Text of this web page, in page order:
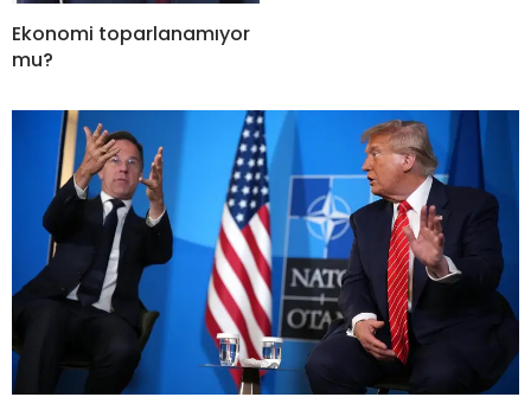
Ekonomi toparlanamıyor
mu?